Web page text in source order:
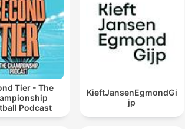
Tier - The
Podcast
KieftJansenEgmondGi
jp